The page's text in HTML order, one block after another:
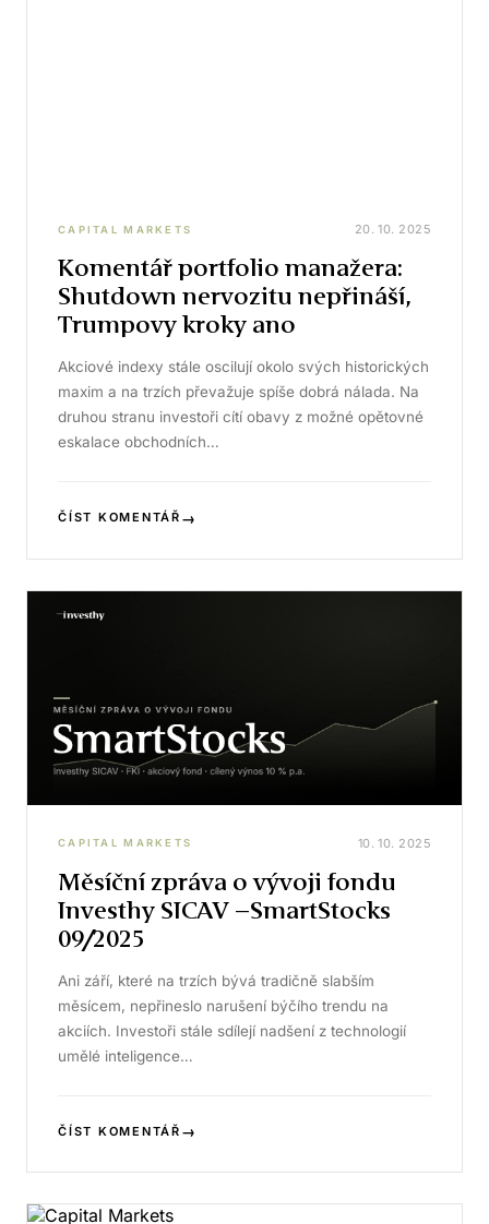
CAPITAL MARKETS 20. 10. 2025
Komentář portfolio manažera:
Shutdown nervozitu nepřináší,
Trumpovy kroky ano
Akciové indexy stále oscilují okolo svých historických
maxim a na trzích převažuje spíše dobrá nálada. Na
druhou stranu investoři cítí obavy z možné opětovné
eskalace obchodních…
ČÍST KOMENTÁŘ →
CAPITAL MARKETS 10. 10. 2025
Měsíční zpráva o vývoji fondu
Investhy SICAV –SmartStocks
09/2025
Ani září, které na trzích bývá tradičně slabším
měsícem, nepřineslo narušení býčího trendu na
akciích. Investoři stále sdílejí nadšení z technologií
umělé inteligence…
ČÍST KOMENTÁŘ →